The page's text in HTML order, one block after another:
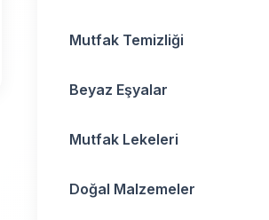
Mutfak Temizliği
Beyaz Eşyalar
Mutfak Lekeleri
Doğal Malzemeler